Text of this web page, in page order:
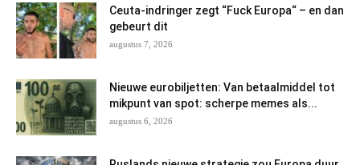
Ceuta-indringer zegt “Fuck Europa“ – en dan
gebeurt dit
augustus 7, 2026
Nieuwe eurobiljetten: Van betaalmiddel tot
mikpunt van spot: scherpe memes als...
augustus 6, 2026